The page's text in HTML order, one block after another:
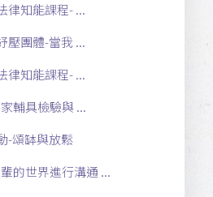
律知能課程- ...
壓團體-當我 ...
律知能課程- ...
輔具檢驗與 ...
-頌缽與放鬆
的世界進行溝通 ...